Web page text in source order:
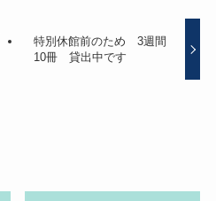
特別休館前のため 3週間
10冊 貸出中です